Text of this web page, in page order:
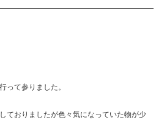
って参りました。
ておりましたが色々気になっていた物が少